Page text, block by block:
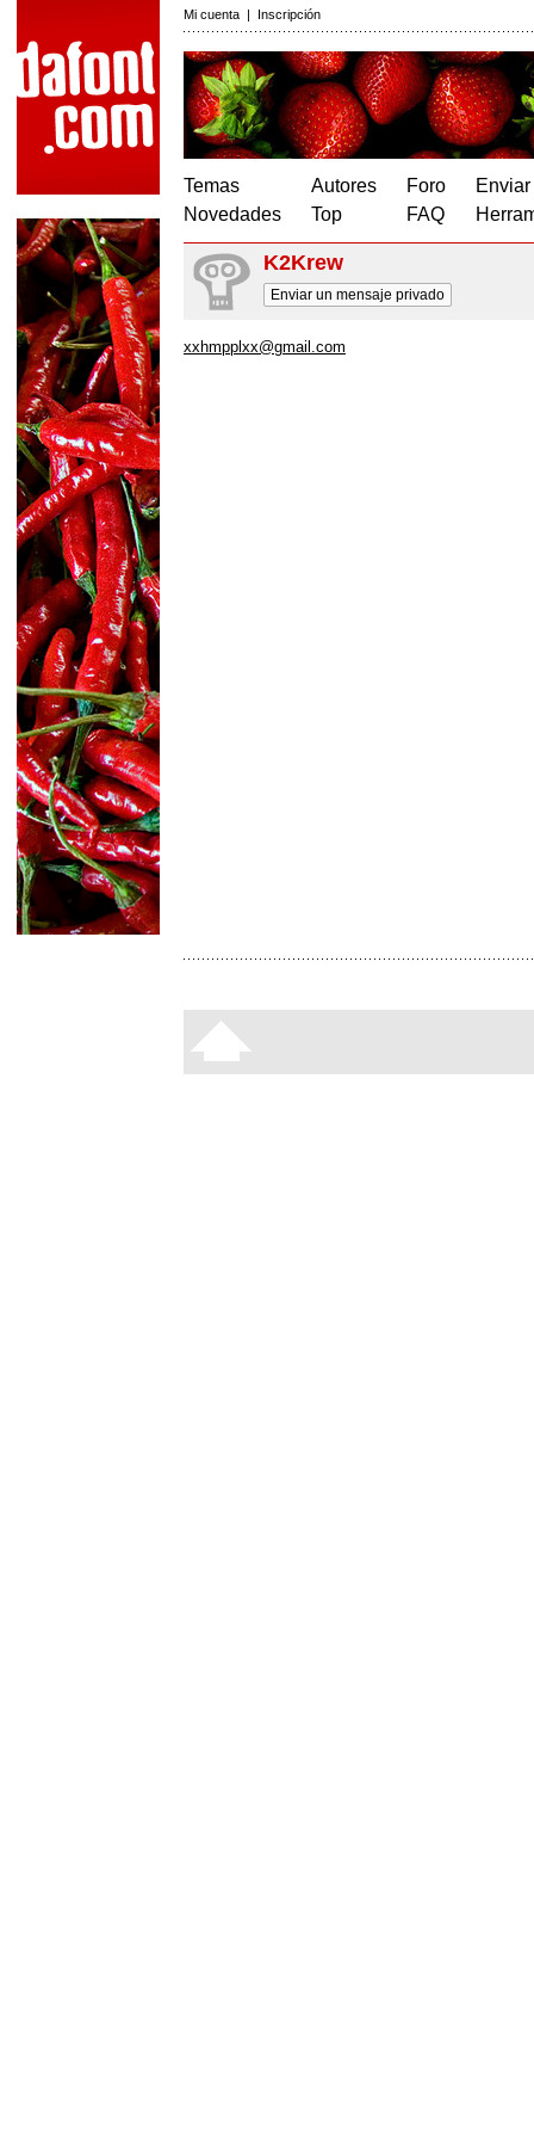
Mi cuenta | Inscripción
Temas
Novedades
Autores
Top
Foro
FAQ
K2Krew
Enviar un mensaje privado
xxhmpplxx@gmail.com